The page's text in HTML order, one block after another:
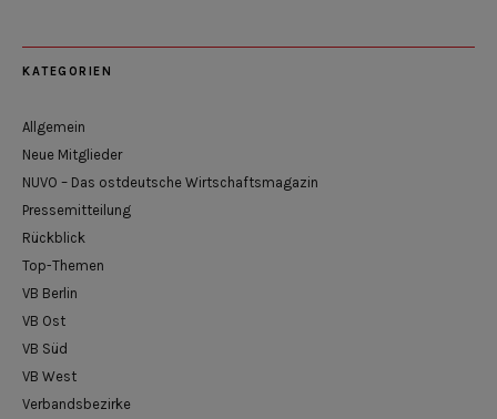
KATEGORIEN
Allgemein
Neue Mitglieder
NUVO – Das ostdeutsche Wirtschaftsmagazin
Pressemitteilung
Rückblick
Top-Themen
VB Berlin
VB Ost
VB Süd
VB West
Verbandsbezirke